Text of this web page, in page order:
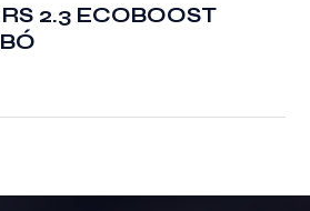
2.3 ECOBOOST